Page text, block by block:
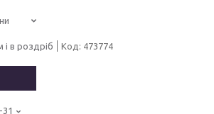
в роздріб Код: 473774